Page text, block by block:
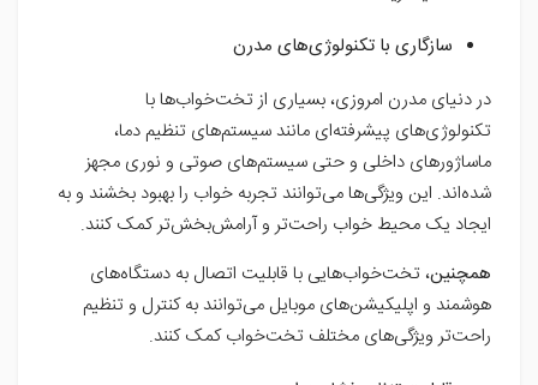
سازگاری با تکنولوژی‌های مدرن
در دنیای مدرن امروزی، بسیاری از تخت‌خواب‌ها با
تکنولوژی‌های پیشرفته‌ای مانند سیستم‌های تنظیم دما،
ماساژورهای داخلی و حتی سیستم‌های صوتی و نوری مجهز
شده‌اند. این ویژگی‌ها می‌توانند تجربه خواب را بهبود بخشند و به
ایجاد یک محیط خواب راحت‌تر و آرامش‌بخش‌تر کمک کنند.
همچنین، تخت‌خواب‌هایی با قابلیت اتصال به دستگاه‌های
هوشمند و اپلیکیشن‌های موبایل می‌توانند به کنترل و تنظیم
راحت‌تر ویژگی‌های مختلف تخت‌خواب کمک کنند.